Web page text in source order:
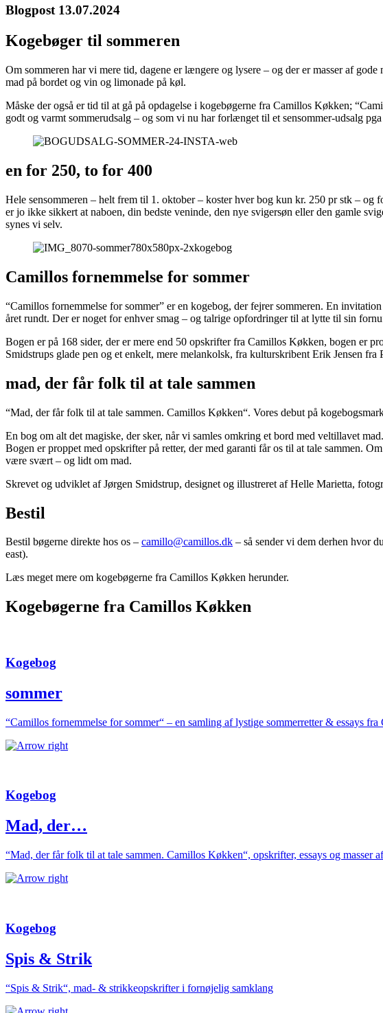
Blogpost 13.07.2024
Kogebøger til sommeren
Om sommeren har vi mere tid, dagene er længere og lysere – og der er masser af
mad på bordet og vin og limonade på køl.
Måske der også er tid til at gå på opdagelse i kogebøgerne fra Camillos Køkken;
godt og varmt sommerudsalg – og som vi nu har forlænget til et sensommer-udsalg
en for 250, to for 400
Hele sensommeren – helt frem til 1. oktober – koster hver bog kun kr. 250 pr stk –
er jo ikke sikkert at naboen, din bedste veninde, den nye svigersøn eller den gamle
synes vi selv.
Camillos fornemmelse for sommer
“Camillos fornemmelse for sommer” er en kogebog, der fejrer sommeren. En
året rundt. Der er noget for enhver smag – og talrige opfordringer til at lytte til sin
Bogen er på 168 sider, der er mere end 50 opskrifter fra Camillos Køkken, bogen er
Smidstrups glade pen og et enkelt, mere melankolsk, fra kulturskribent Erik Jensen fra
mad, der får folk til at tale sammen
“Mad, der får folk til at tale sammen. Camillos Køkken“. Vores debut på
En bog om alt det magiske, der sker, når vi samles omkring et bord med veltillavet
Bogen er proppet med opskrifter på retter, der med garanti får os til at tale sammen.
være svært – og lidt om mad.
Skrevet og udviklet af Jørgen Smidstrup, designet og illustreret af Helle Marietta,
Bestil
Bestil bøgerne direkte hos os – camillo@camillos.dk – så sender vi dem derhen hvor
east).
Læs meget mere om kogebøgerne fra Camillos Køkken herunder.
Kogebøgerne fra Camillos Køkken
Kogebog
sommer
“Camillos fornemmelse for sommer“ – en samling af lystige sommerretter & essays
Kogebog
Mad, der…
“Mad, der får folk til at tale sammen. Camillos Køkken“, opskrifter, essays og masser
Kogebog
Spis & Strik
“Spis & Strik“, mad- & strikkeopskrifter i fornøjelig samklang